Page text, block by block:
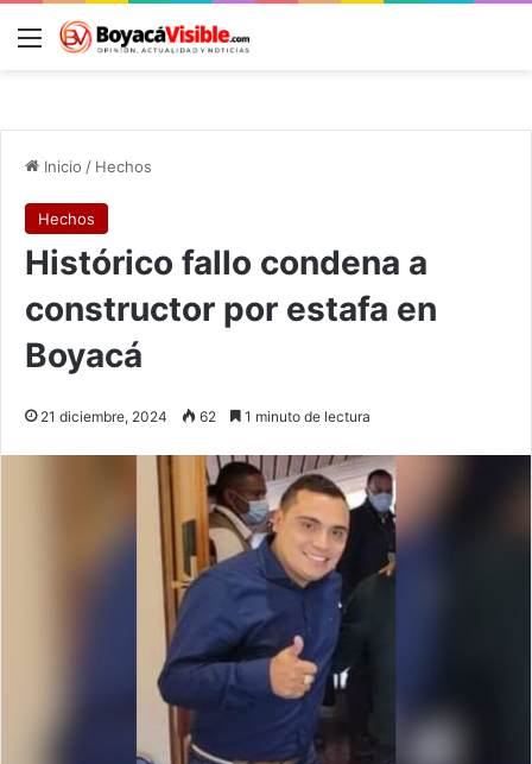
Menú
Inicio / Hechos
Hechos
Histórico fallo condena a
constructor por estafa en
Boyacá
21 diciembre, 2024 62 1 minuto de lectura